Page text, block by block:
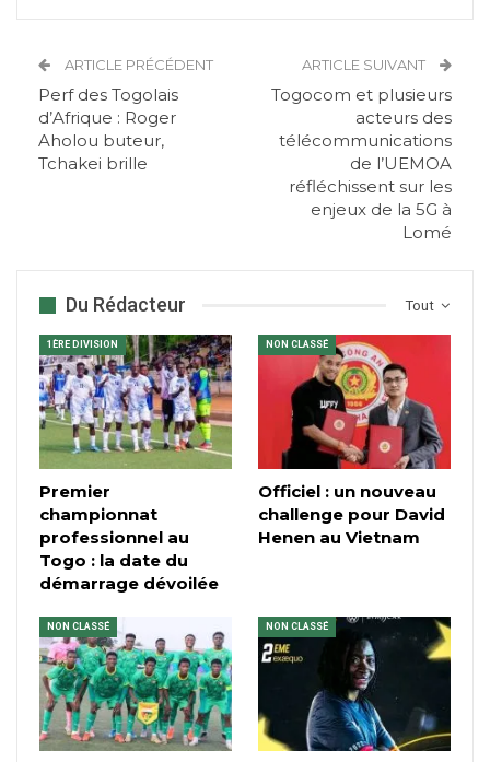
ARTICLE PRÉCÉDENT
Perf des Togolais
d’Afrique : Roger
Aholou buteur,
Tchakei brille
ARTICLE SUIVANT
Togocom et plusieurs
acteurs des
télécommunications
de l’UEMOA
réfléchissent sur les
enjeux de la 5G à
Lomé
Tout
Du Rédacteur
1ÈRE DIVISION
Premier
championnat
professionnel au
Togo : la date du
démarrage dévoilée
NON CLASSÉ
Officiel : un nouveau
challenge pour David
Henen au Vietnam
NON CLASSÉ NON CLASSÉ